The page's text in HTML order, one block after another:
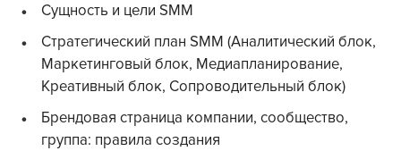
Сущность и цели SMM
Стратегический план SMM (Аналитический блок,
Маркетинговый блок, Медиапланирование,
Креативный блок, Сопроводительный блок)
Брендовая страница компании, сообщество,
группа: правила создания